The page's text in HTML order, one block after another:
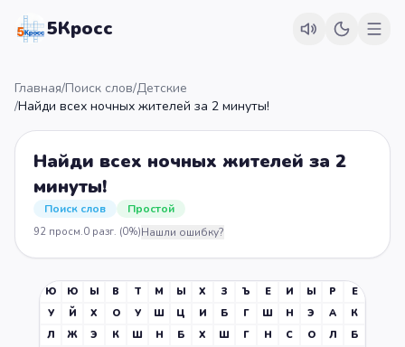
5Кросс
Главная/Поиск слов/Детские
/Найди всех ночных жителей за 2 минуты!
Найди всех ночных жителей за 2
минуты!
Поиск слов Простой
92 просм.0 разг. (0%)Нашли ошибку?
Ю Ю Ы В Т М Ы Х З Ъ Е И Ы Р
Е
У
Й Х О У Ш Ц И Б Г Ш Н Э А
К
Л
Ж Э К Ш Н Б Х Ш Г Н С О Л
Б